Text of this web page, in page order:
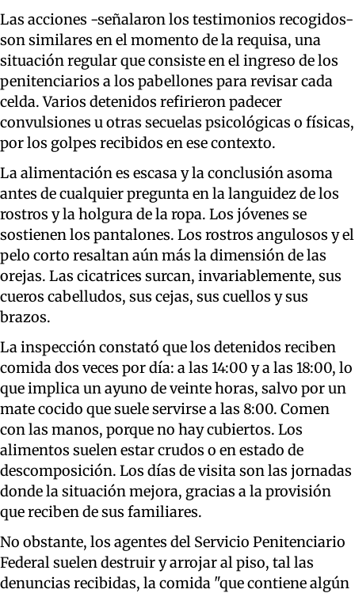
Las acciones -señalaron los testimonios recogidos-
son similares en el momento de la requisa, una
situación regular que consiste en el ingreso de los
penitenciarios a los pabellones para revisar cada
celda. Varios detenidos refirieron padecer
convulsiones u otras secuelas psicológicas o físicas,
por los golpes recibidos en ese contexto.
La alimentación es escasa y la conclusión asoma
antes de cualquier pregunta en la languidez de los
rostros y la holgura de la ropa. Los jóvenes se
sostienen los pantalones. Los rostros angulosos y el
pelo corto resaltan aún más la dimensión de las
orejas. Las cicatrices surcan, invariablemente, sus
cueros cabelludos, sus cejas, sus cuellos y sus
brazos.
La inspección constató que los detenidos reciben
comida dos veces por día: a las 14:00 y a las 18:00, lo
que implica un ayuno de veinte horas, salvo por un
mate cocido que suele servirse a las 8:00. Comen
con las manos, porque no hay cubiertos. Los
alimentos suelen estar crudos o en estado de
descomposición. Los días de visita son las jornadas
donde la situación mejora, gracias a la provisión
que reciben de sus familiares.
No obstante, los agentes del Servicio Penitenciario
Federal suelen destruir y arrojar al piso, tal las
denuncias recibidas, la comida "que contiene algún